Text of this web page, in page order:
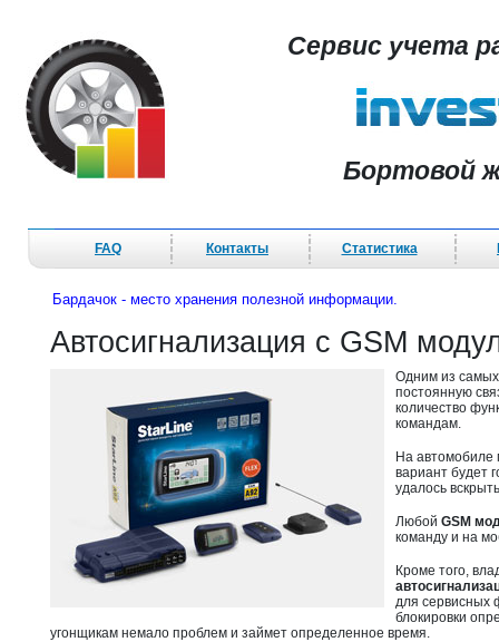
Сервис учета
Бортовой
FAQ Контакты Статистика
Бардачок - место хранения полезной информации.
Автосигнализация с GSM
Одним из самых
постоянную
количество
командам.
На автомобиле
вариант будет
удалось
Любой GSM
команду и на
Кроме того,
для сервисных
блокировки
угонщикам немало проблем и займет определенное время.